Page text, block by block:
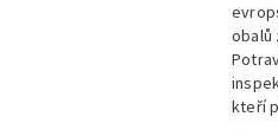
obalů
kteří